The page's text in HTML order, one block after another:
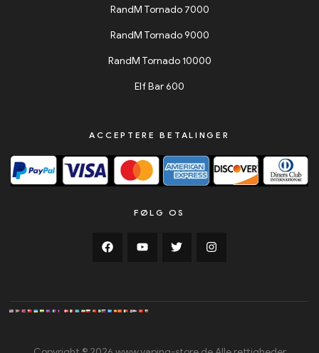
RandM Tornado 7000
RandM Tornado 9000
RandM Tornado 10000
Elf Bar 600
ACCEPTERE BETALINGER
FØLG OS